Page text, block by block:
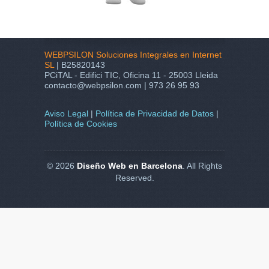
WEBPSILON Soluciones Integrales en Internet
SL | B25820143
PCiTAL - Edifici TIC, Oficina 11 - 25003 Lleida
contacto@webpsilon.com | 973 26 95 93
Aviso Legal | Política de Privacidad de Datos |
Política de Cookies
© 2026 Diseño Web en Barcelona . All Rights
Reserved.